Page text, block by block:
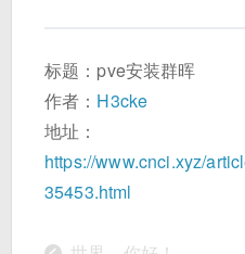
标题：pve安装群晖
作者： H3cke
地址：
https://www.cnci.xyz/
35453.html